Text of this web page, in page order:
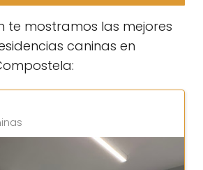
te mostramos las mejores
caninas en